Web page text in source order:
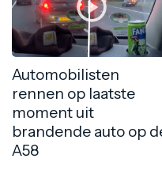
Automobilisten
rennen op laatste
moment uit
brandende auto op
A58